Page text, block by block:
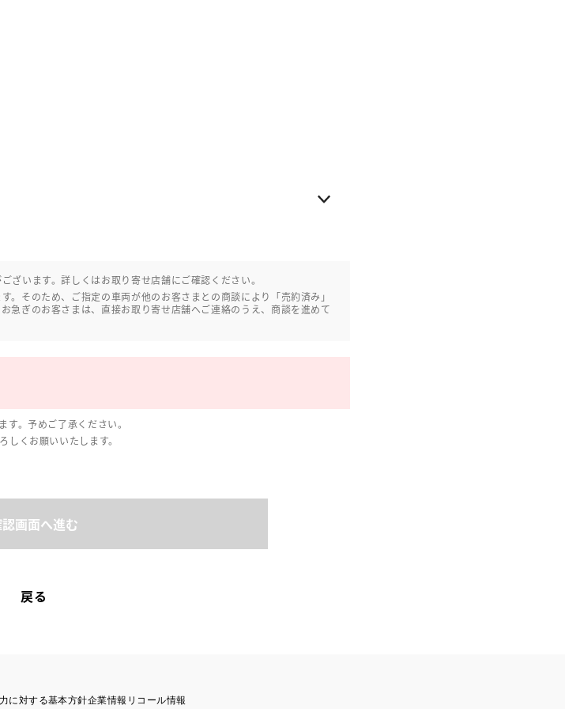
ざいます。詳しくはお取り寄せ店舗にご確認ください。
。そのため、ご指定の車両が他のお客さまとの商談により「売約済み」
急ぎのお客さまは、直接お取り寄せ店舗へご連絡のうえ、商談を進めて
。予めご了承ください。
くお願いいたします。
画面へ進む
戻る
に対する基本方針企業情報 リコール情報